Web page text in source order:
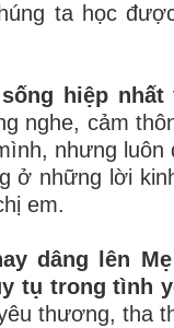
ta học
hiệp
nghe, cảm
nhưng
những lời
em.
dâng lên
tụ trong tình
thương, tha